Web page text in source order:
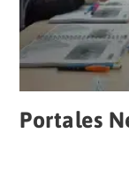
Portales